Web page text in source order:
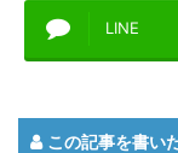
LINE
この記事を書い